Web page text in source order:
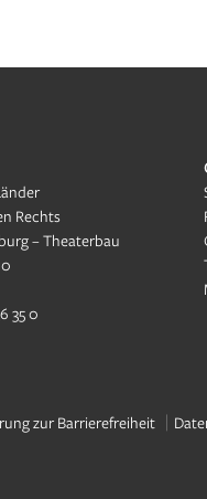
Rechts
– Theaterbau
35 0
zur Barrierefreiheit